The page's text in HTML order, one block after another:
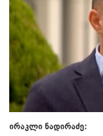
ირაკლი ნადირაძე: